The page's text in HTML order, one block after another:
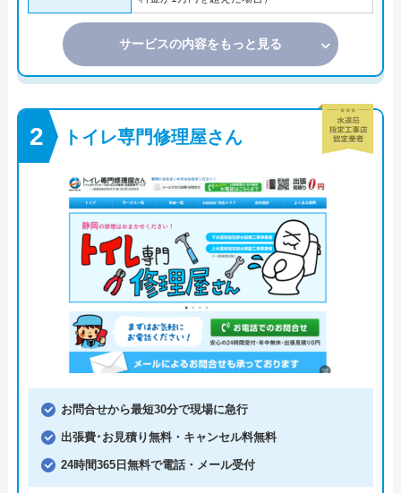
サービスの内容をもっと見る
トイレ専門修理屋さん
お問合せから最短30分で現場に急行
出張費･お見積り無料・キャンセル料無料
24時間365日無料で電話・メール受付